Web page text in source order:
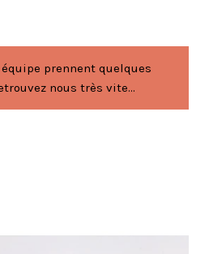
équipe prennent quelques
nous très vite...